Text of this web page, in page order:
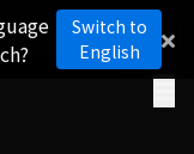
Switch to
English